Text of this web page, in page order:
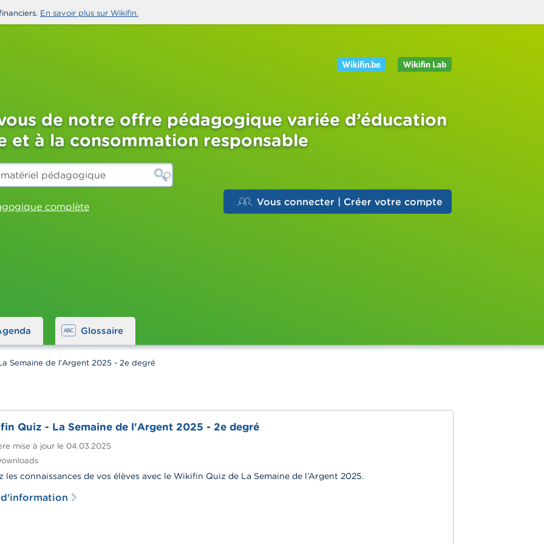
En savoir plus sur Wikifin.
de notre offre pédagogique variée d’éducation
et à la consommation responsable
complète Vous connecter | Créer votre compte
Glossaire
Semaine de l'Argent 2025 - 2e degré
Quiz - La Semaine de l'Argent 2025 - 2e degré
mise à jour le 04.03.2025
les connaissances de vos élèves avec le Wikifin Quiz de La Semaine de l’Argent 2025.
d'information